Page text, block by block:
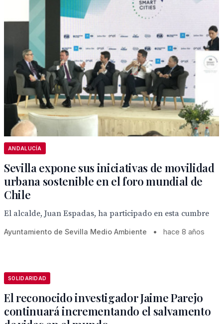
ANDALUCÍA
Sevilla expone sus iniciativas de movilidad
urbana sostenible en el foro mundial de
Chile
El alcalde, Juan Espadas, ha participado en esta cumbre
Ayuntamiento de Sevilla Medio Ambiente • hace 8 años
SOLIDARIDAD
El reconocido investigador Jaime Parejo
continuará incrementando el salvamento